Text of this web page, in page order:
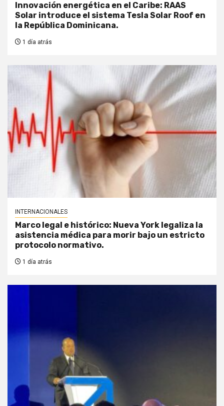
Innovación energética en el Caribe: RAAS
Solar introduce el sistema Tesla Solar Roof en
la República Dominicana.
1 día atrás
INTERNACIONALES
Marco legal e histórico: Nueva York legaliza la
asistencia médica para morir bajo un estricto
protocolo normativo.
1 día atrás